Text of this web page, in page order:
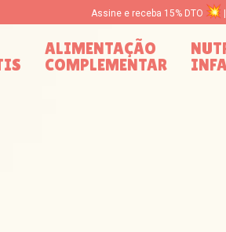
Assine e receba 15% DTO
ALIMENTAÇÃO
COMPLEMENTAR